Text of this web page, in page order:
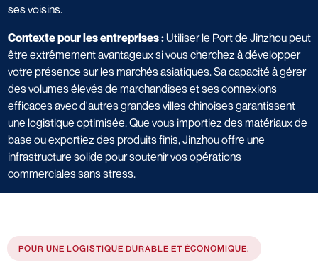
ses voisins.
Contexte pour les entreprises :Utiliser le Port de Jinzhou peut
être extrêmement avantageux si vous cherchez à développer
votre présence sur les marchés asiatiques. Sa capacité à gérer
des volumes élevés de marchandises et ses connexions
efficaces avec d'autres grandes villes chinoises garantissent
une logistique optimisée. Que vous importiez des matériaux de
base ou exportiez des produits finis, Jinzhou offre une
infrastructure solide pour soutenir vos opérations
commerciales sans stress.
POUR UNE LOGISTIQUE DURABLE ET ÉCONOMIQUE.